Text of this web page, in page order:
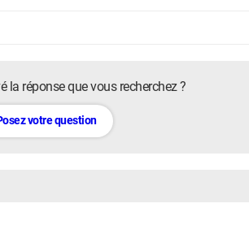
la réponse que vous recherchez ?
votre question